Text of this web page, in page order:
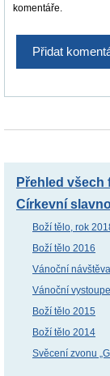
komentáře.
Přehled všech
Církevní
Boží tělo, rok
Boží tělo 2016
Vánoční
Vánoční
Boží tělo 2015
Boží tělo 2014
Svěcení zvonu